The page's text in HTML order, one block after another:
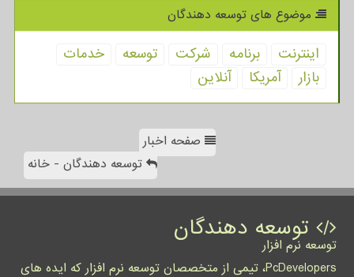
موضوع های توسعه دهندگان
اینترنت برنامه شركت توسعه
خدمات
بازار
آمریكا آنلاین
صفحه اخبار
توسعه دهندگان - خانه
توسعه دهندگان
توسعه نرم افزار
PcDevelopers، تیمی از متخصصان توسعه نرم افزار که ایده های